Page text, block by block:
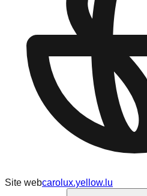
Site webcarolux.yellow.lu